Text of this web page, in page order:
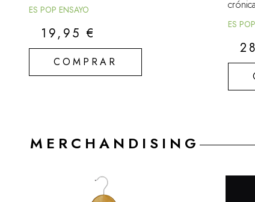
ES POP ENSAYO
19,95€
COMPRAR
ES
MERCHANDISING